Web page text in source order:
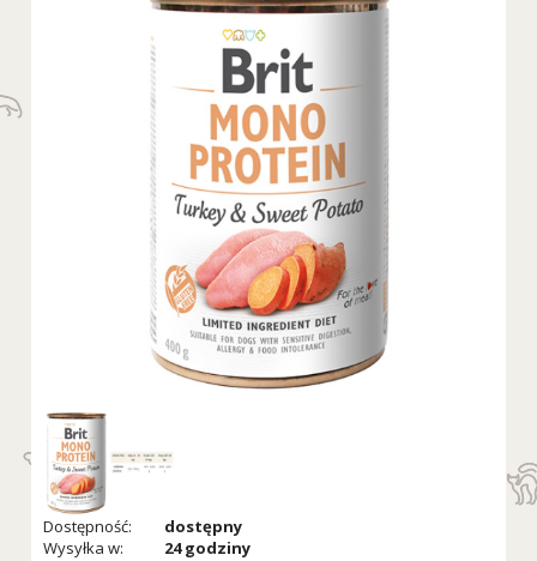
Dostępność:
dostępny
Wysyłka w:
24 godziny